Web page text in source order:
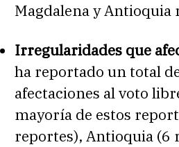
Magdalena y
Irregularidades que
ha reportado un total
afectaciones al voto
mayoría de estos
reportes), Antioquia (6